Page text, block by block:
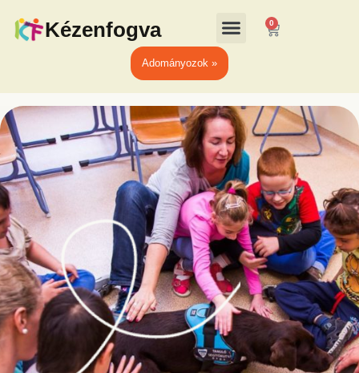
Kézenfogva 0
Adományozok »